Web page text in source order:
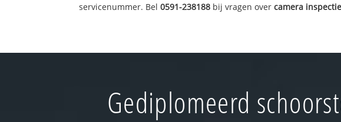
servicenummer. Bel0591-238188 bij vragen overcamera inspectie
Gediplomeerd